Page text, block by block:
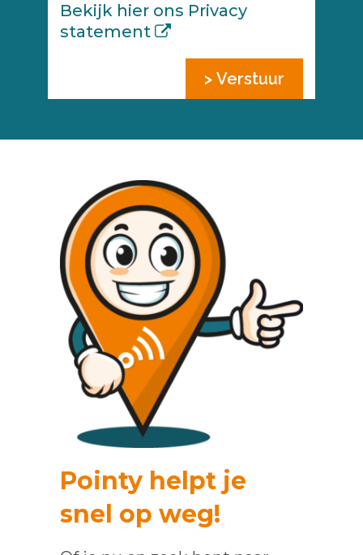
Bekijk hier ons Privacy
statement
Pointy helpt je
snel op weg!